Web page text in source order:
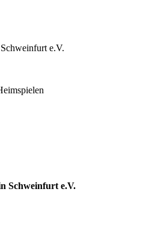
e.V.
Schweinfurt e.V.